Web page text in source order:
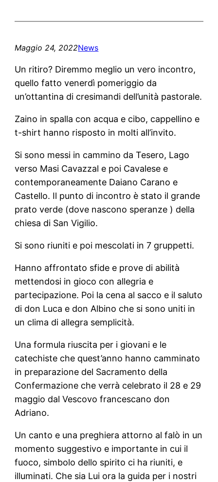
Maggio 24, 2022News
Un ritiro? Diremmo meglio un vero incontro,
quello fatto venerdì pomeriggio da
un’ottantina di cresimandi dell’unità pastorale.
Zaino in spalla con acqua e cibo, cappellino e
t-shirt hanno risposto in molti all’invito.
Si sono messi in cammino da Tesero, Lago
verso Masi Cavazzal e poi Cavalese e
contemporaneamente Daiano Carano e
Castello. Il punto di incontro è stato il grande
prato verde (dove nascono speranze ) della
chiesa di San Vigilio.
Si sono riuniti e poi mescolati in 7 gruppetti.
Hanno affrontato sfide e prove di abilità
mettendosi in gioco con allegria e
partecipazione. Poi la cena al sacco e il saluto
di don Luca e don Albino che si sono uniti in
un clima di allegra semplicità.
Una formula riuscita per i giovani e le
catechiste che quest’anno hanno camminato
in preparazione del Sacramento della
Confermazione che verrà celebrato il 28 e 29
maggio dal Vescovo francescano don
Adriano.
Un canto e una preghiera attorno al falò in un
momento suggestivo e importante in cui il
fuoco, simbolo dello spirito ci ha riuniti, e
illuminati. Che sia Lui ora la guida per i nostri